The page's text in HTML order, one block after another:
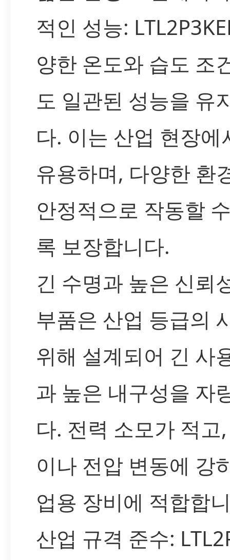
적인 성능:
양한 온도와 습도 조
도 일관된 성능을 유
다. 이는 산업 현장에
유용하며, 다양한 환
안정적으로 작동할
록 보장합니다.
긴 수명과 높은 신뢰
부품은 산업 등급의
위해 설계되어 긴 사
과 높은 내구성을 자
다. 전력 소모가 적고
이나 전압 변동에 강
업용 장비에 적합합
산업 규격 준수: